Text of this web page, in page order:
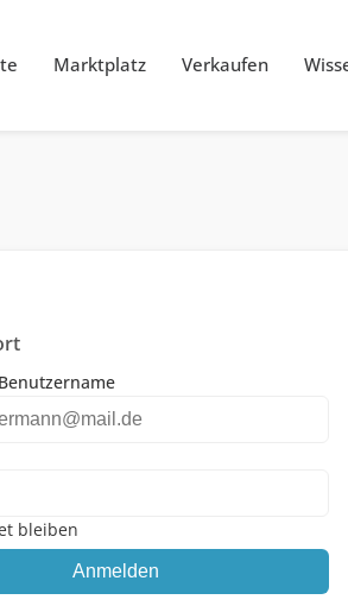
Marktplatz Verkaufen
bleiben
Anmelden